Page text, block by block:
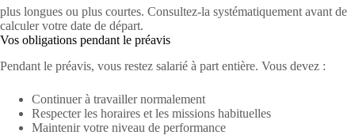
plus longues ou plus courtes. Consultez-la systématiquement avant de
calculer votre date de départ.
Vos obligations pendant le préavis
Pendant le préavis, vous restez salarié à part entière. Vous devez :
Continuer à travailler normalement
Respecter les horaires et les missions habituelles
Maintenir votre niveau de performance